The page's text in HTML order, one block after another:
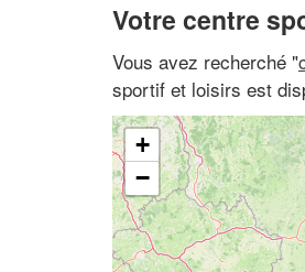
Votre centre
Vous avez recherché "
sportif et loisirs est
+
−